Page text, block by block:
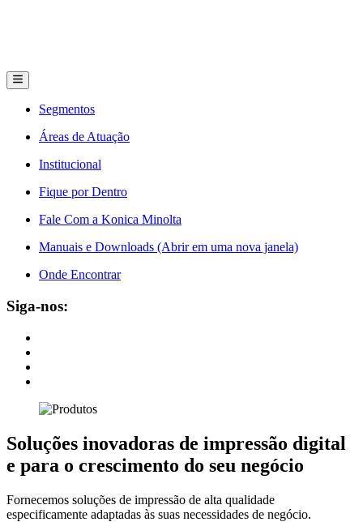
Segmentos
Áreas de Atuação
Institucional
Fique por Dentro
Fale Com a Konica Minolta
Manuais e Downloads (Abrir em uma nova janela)
Onde Encontrar
Siga-nos:
Soluções inovadoras de impressão digital
e para o crescimento do seu negócio
Fornecemos soluções de impressão de alta qualidade
especificamente adaptadas às suas necessidades de negócio.